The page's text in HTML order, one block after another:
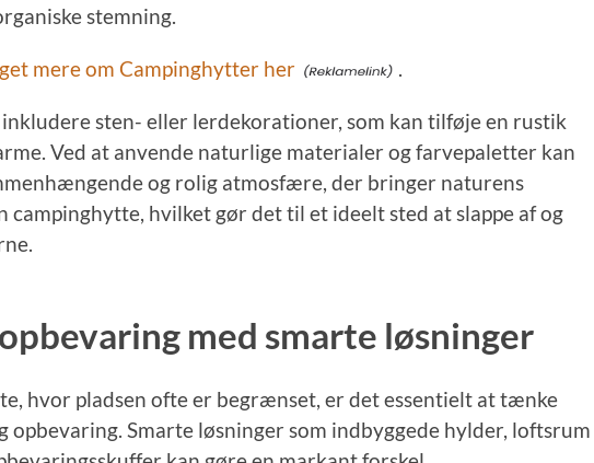
stemning.
mere om Campinghytter her .
sten- eller lerdekorationer, som kan tilføje en rustik
Ved at anvende naturlige materialer og farvepaletter kan
og rolig atmosfære, der bringer naturens
campinghytte, hvilket gør det til et ideelt sted at slappe af og
med smarte løsninger
hvor pladsen ofte er begrænset, er det essentielt at tænke
opbevaring. Smarte løsninger som indbyggede hylder, loftsrum